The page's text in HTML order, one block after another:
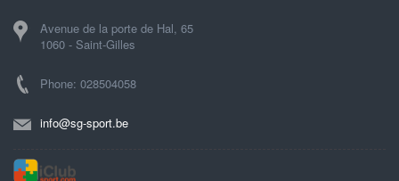
Avenue de la porte de Hal, 65
1060 - Saint-Gilles
Phone: 028504058
info@sg-sport.be